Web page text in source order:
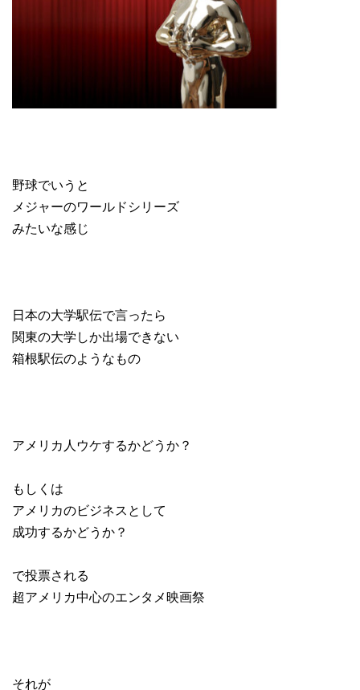
野球でいうと
メジャーのワールドシリーズ
みたいな感じ
日本の大学駅伝で言ったら
関東の大学しか出場できない
箱根駅伝のようなもの
アメリカ人ウケするかどうか？
もしくは
アメリカのビジネスとして
成功するかどうか？
で投票される
超アメリカ中心のエンタメ映画祭
それが